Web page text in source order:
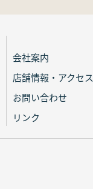
会社案内
店舗情報・アクセス
お問い合わせ
リンク